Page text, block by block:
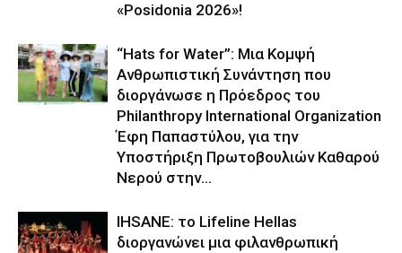
«Posidonia 2026»!
“Hats for Water”: Μια Κομψή
Ανθρωπιστική Συνάντηση που
διοργάνωσε η Πρόεδρος του
Philanthropy International Organization
Έφη Παπαστύλου, για την
Υποστήριξη Πρωτοβουλιών Καθαρού
Νερού στην...
IHSANE: το Lifeline Hellas
διοργανώνει μια φιλανθρωπική